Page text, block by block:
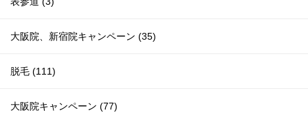
大阪院、新宿院キャンペーン (35)
脱毛 (111)
大阪院キャンペーン (77)